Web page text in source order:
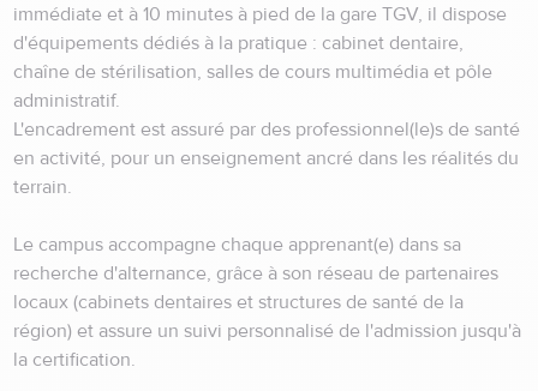
immédiate et à 10 minutes à pied de la gare TGV, il dispose
d'équipements dédiés à la pratique : cabinet dentaire,
chaîne de stérilisation, salles de cours multimédia et pôle
administratif.
L'encadrement est assuré par des professionnel(le)s de santé
en activité, pour un enseignement ancré dans les réalités du
terrain.
Le campus accompagne chaque apprenant(e) dans sa
recherche d'alternance, grâce à son réseau de partenaires
locaux (cabinets dentaires et structures de santé de la
région) et assure un suivi personnalisé de l'admission jusqu'à
la certification.